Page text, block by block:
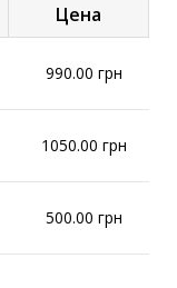
Цена
990.00 грн
1050.00 грн
500.00 грн